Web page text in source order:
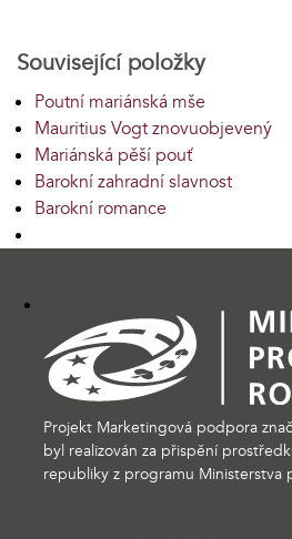
Související položky
Poutní mariánská mše
Mauritius Vogt znovuobjevený
Mariánská pěší pouť
Barokní zahradní slavnost
Barokní romance
Projekt Marketingová podpora
byl realizován za přispění
republiky z programu Ministerstva